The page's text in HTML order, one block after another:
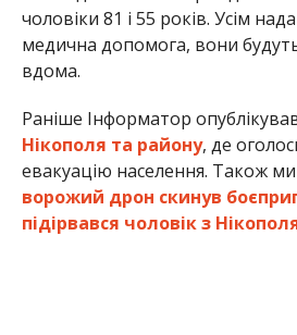
чоловіки 81 і 55 років. Усім
медична допомога, вони
вдома.
Раніше Інформатор
Нікополя та району, де
евакуацію населення. Також
ворожий дрон скинув
підірвався чоловік з